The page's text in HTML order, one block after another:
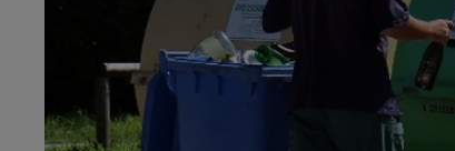
19h00 - 20h00
EVA le soir